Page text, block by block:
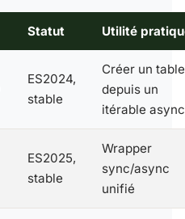
Statut Utilité
ES2024,
stable
Créer un
depuis un
itérable async
ES2025,
stable
Wrapper
sync/async
unifié